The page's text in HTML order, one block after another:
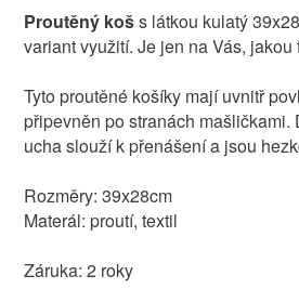
Proutěný košs látkou kulatý
variant využití. Je jen na Vás, jakou
Tyto proutěné košíky mají uvnitř
připevněn po stranách mašličkami.
ucha slouží k přenášení a jsou
Rozměry: 39x28cm
Materál: proutí, textil
Záruka: 2 roky